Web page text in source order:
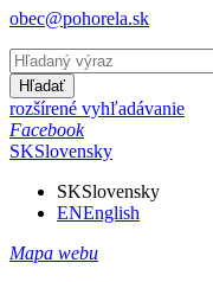
obec@pohorela.sk
Hľadať
rozšírené vyhľadávanie
Facebook
SKSlovensky
SKSlovensky
ENEnglish
Mapa webu